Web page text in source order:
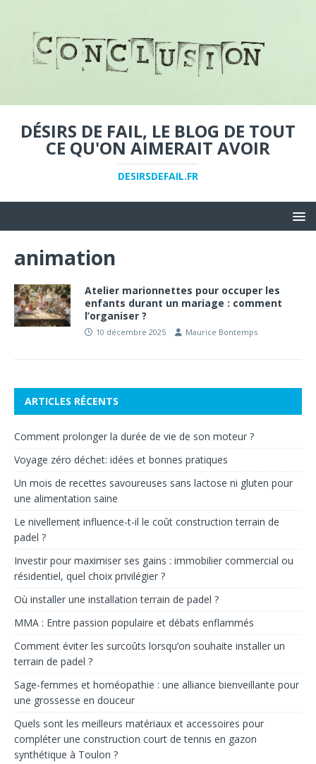
DÉSIRS DE FAIL, LE BLOG DE TOUT
CE QU'ON AIMERAIT AVOIR
DESIRSDEFAIL.FR
animation
Atelier marionnettes pour occuper les
enfants durant un mariage : comment
l’organiser ?
10 décembre 2025 Maurice Bontemps
ARTICLES RÉCENTS
Comment prolonger la durée de vie de son moteur ?
Voyage zéro déchet: idées et bonnes pratiques
Un mois de recettes savoureuses sans lactose ni gluten pour
une alimentation saine
Le nivellement influence-t-il le coût construction terrain de
padel ?
Investir pour maximiser ses gains : immobilier commercial ou
résidentiel, quel choix privilégier ?
Où installer une installation terrain de padel ?
MMA : Entre passion populaire et débats enflammés
Comment éviter les surcoûts lorsqu’on souhaite installer un
terrain de padel ?
Sage-femmes et homéopathie : une alliance bienveillante pour
une grossesse en douceur
Quels sont les meilleurs matériaux et accessoires pour
compléter une construction court de tennis en gazon
synthétique à Toulon ?